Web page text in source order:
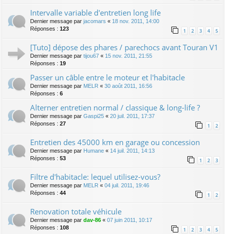
Intervalle variable d'entretien long life
Dernier message par jacomars « 18 nov. 2011, 14:00
Réponses : 123 1 2 3 4 5
[Tuto] dépose des phares / parechocs avant Touran V1
Dernier message par tijou67 « 15 nov. 2011, 21:55
Réponses : 19
Passer un câble entre le moteur et l'habitacle
Dernier message par MELR « 30 août 2011, 16:56
Réponses : 6
Alterner entretien normal / classique & long-life ?
Dernier message par Gaspi25 « 20 juil. 2011, 17:37
Réponses : 27 1 2
Entretien des 45000 km en garage ou concession
Dernier message par Humane « 14 juil. 2011, 14:13
Réponses : 53 1 2 3
Filtre d'habitacle: lequel utilisez-vous?
Dernier message par MELR « 04 juil. 2011, 19:46
Réponses : 44 1 2
Renovation totale véhicule
Dernier message par dav-86 « 07 juin 2011, 10:17
Réponses : 108 1 2 3 4 5